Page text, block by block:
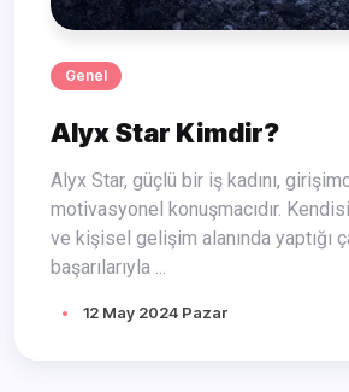
Genel
Alyx Star Kimdir?
Alyx Star, güçlü bir iş kadını, girişimci ve
motivasyonel konuşmacıdır.
ve kişisel gelişim alanında yaptığı
başarılarıyla ...
12 May 2024 Pazar